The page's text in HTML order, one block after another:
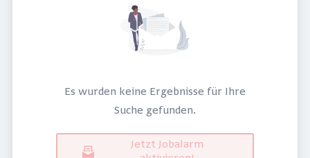
Es wurden keine Ergebnisse für Ihre
Suche gefunden.
Jetzt Jobalarm